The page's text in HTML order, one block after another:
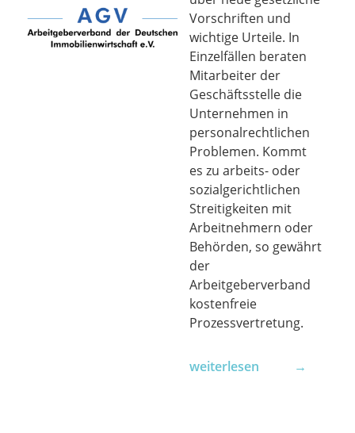
Vorschriften und
wichtige Urteile. In
Einzelfällen beraten
Mitarbeiter der
Geschäftsstelle die
Unternehmen in
personalrechtlichen
Problemen. Kommt
es zu arbeits- oder
sozialgerichtlichen
Streitigkeiten mit
Arbeitnehmern oder
Behörden, so gewährt
der
Arbeitgeberverband
kostenfreie
Prozessvertretung.
weiterlesen →